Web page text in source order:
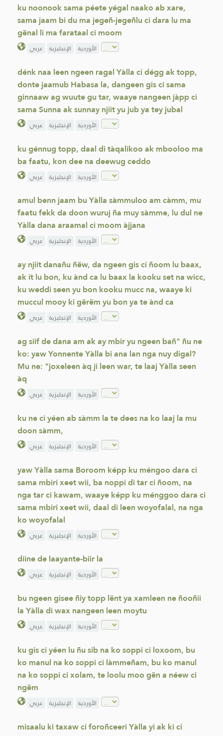
ku noonook sama péete yégal naako ab xare,
sama jaam bi du ma jegeñ-jegeñlu ci dara lu ma
gënal li ma farataal ci moom
عربي الإنجليزية الأوردية
dénk naa leen ngeen ragal Yàlla ci dégg ak topp,
donte jaamub Habasa la, dangeen gis ci sama
ginnaaw ag wuute gu tar, waaye nangeen jàpp ci
sama Sunna ak sunnay njiit yu jub ya tey jubal
عربي الإنجليزية الأوردية
ku génnug topp, daal di tàqalikoo ak mbooloo ma
ba faatu, kon dee na deewug ceddo
عربي الإنجليزية الأوردية
amul benn jaam bu Yàlla sàmmuloo am càmm, mu
faatu fekk da doon wuruj ña muy sàmme, lu dul ne
Yàlla dana araamal ci moom àjjana
عربي الإنجليزية الأوردية
ay njiit danañu ñëw, da ngeen gis ci ñoom lu baax,
ak it lu bon, ku ànd ca lu baax la kooku set na wicc,
ku weddi seen yu bon kooku mucc na, waaye ki
muccul mooy ki gërëm yu bon ya te ànd ca
عربي الإنجليزية الأوردية
ag siif de dana am ak ay mbir yu ngeen bañ" ñu ne
ko: yaw Yonnente Yàlla bi ana lan nga nuy digal?
Mu ne: "joxeleen àq ji leen war, te laaj Yàlla seen
àq
عربي الإنجليزية الأوردية
ku ne ci yéen ab sàmm la te dees na ko laaj la mu
doon sàmm,
عربي الإنجليزية الأوردية
yaw Yàlla sama Boroom képp ku méngoo dara ci
sama mbiri xeet wii, ba noppi di tar ci ñoom, na
nga tar ci kawam, waaye képp ku ménggoo dara ci
sama mbiri xeet wii, daal di leen woyofalal, na nga
ko woyofalal
عربي الإنجليزية الأوردية
diine de laayante-biir la
عربي الإنجليزية الأوردية
bu ngeen gisee ñiy topp lënt ya xamleen ne ñooñii
la Yàlla di wax nangeen leen moytu
عربي الإنجليزية الأوردية
ku gis ci yéen lu ñu sib na ko soppi ci loxoom, bu
ko manul na ko soppi ci làmmeñam, bu ko manul
na ko soppi ci xolam, te loolu moo gën a néew ci
ngëm
عربي الإنجليزية الأوردية
misaalu ki taxaw ci foroñceeri Yàlla yi ak ki ci